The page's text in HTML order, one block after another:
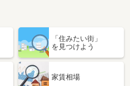
「住みたい街」
を見つけよう
家賃相場